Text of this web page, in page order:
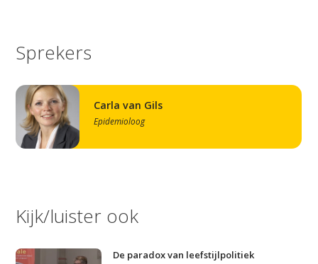
Sprekers
Carla van Gils
Epidemioloog
Kijk/luister ook
De paradox van leefstijlpolitiek